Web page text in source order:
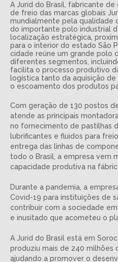
A Jurid do Brasil, fabricante
de freio das marcas globais
mundialmente pela qualidade
do importante polo industrial
localização estratégica,
para o interior do estado São
cidade reúne um grande polo
diferentes segmentos,
facilita o processo produtivo
logística tanto da aquisição
o escoamento dos produtos
Com geração de 130 postos
atende as principais
no fornecimento de pastilhas
lubrificantes e fluidos para
entrega das linhas de
todo o Brasil, a empresa vem
capacidade produtiva na
Durante a pandemia, a
Covid-19 para instituições de
contribuir com a sociedade
e inusitado que acometeu o
A Jurid do Brasil está em
produziu mais de 240 milhões
ajudando a promover o